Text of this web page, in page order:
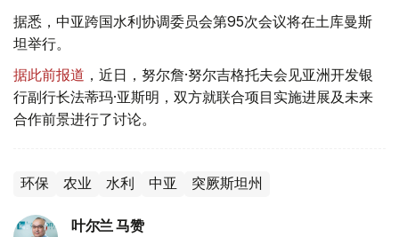
据悉，中亚跨国水利协调委员会第95次会议将在土库曼斯
坦举行。
据此前报道 ，近日，努尔詹·努尔吉格托夫会见亚洲开发银
行副行长法蒂玛·亚斯明，双方就联合项目实施进展及未来
合作前景进行了讨论。
环保 农业 水利 中亚 突厥斯坦州
叶尔兰 马赞